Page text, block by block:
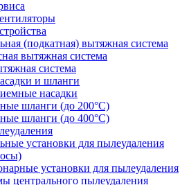
(подкатная) вытяжная система
вытяжная система
система
и шланги
насадки
шланги (до 200°C)
шланги (до 400°C)
установки для пылеудаления
установки для пылеудаления
центрального пылеудаления